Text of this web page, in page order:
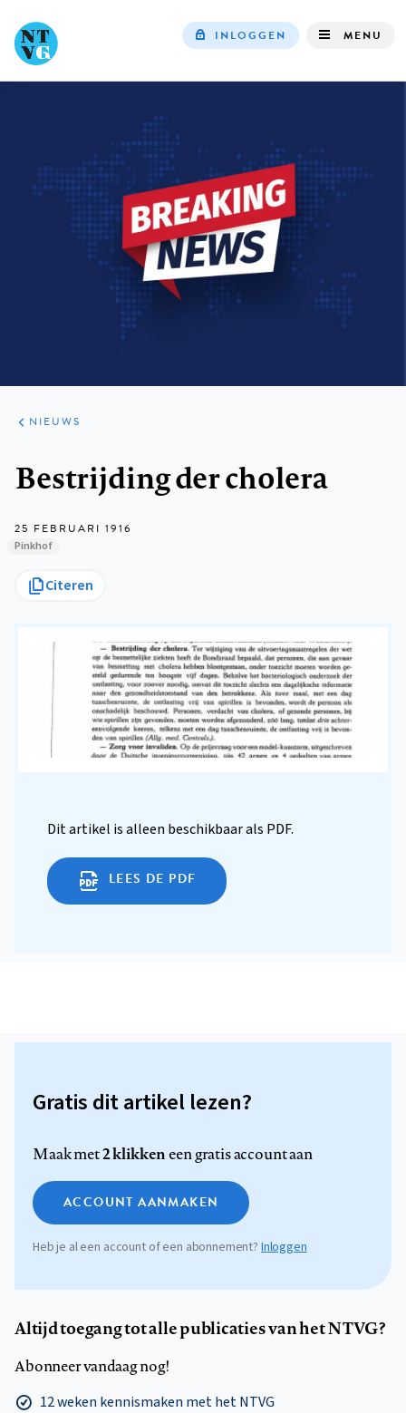
INLOGGEN MENU
ARTIKELEN
HET
KORT
NIEUWS
Bestrijding der cholera
25 FEBRUARI 1916
Pinkhof
Citeren
Dit artikel is alleen beschikbaar als PDF.
LEES DE PDF
Gratis dit artikel lezen?
Maak met2 klikkeneen gratis account aan
ACCOUNT AANMAKEN
Heb je al een account of een abonnement? Inloggen
Altijd toegang tot alle publicaties van het NTVG?
Abonneer vandaag nog!
12 weken kennismaken met het NTVG